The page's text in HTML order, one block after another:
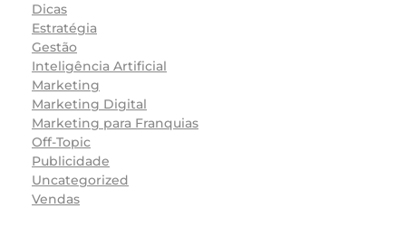
Dicas
Estratégia
Gestão
Inteligência Artificial
Marketing
Marketing Digital
Marketing para Franquias
Off-Topic
Publicidade
Uncategorized
Vendas